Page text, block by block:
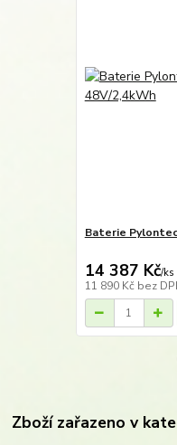
Baterie
14 387 Kč/ks
11 890 Kč bez
Zboží zařazeno v